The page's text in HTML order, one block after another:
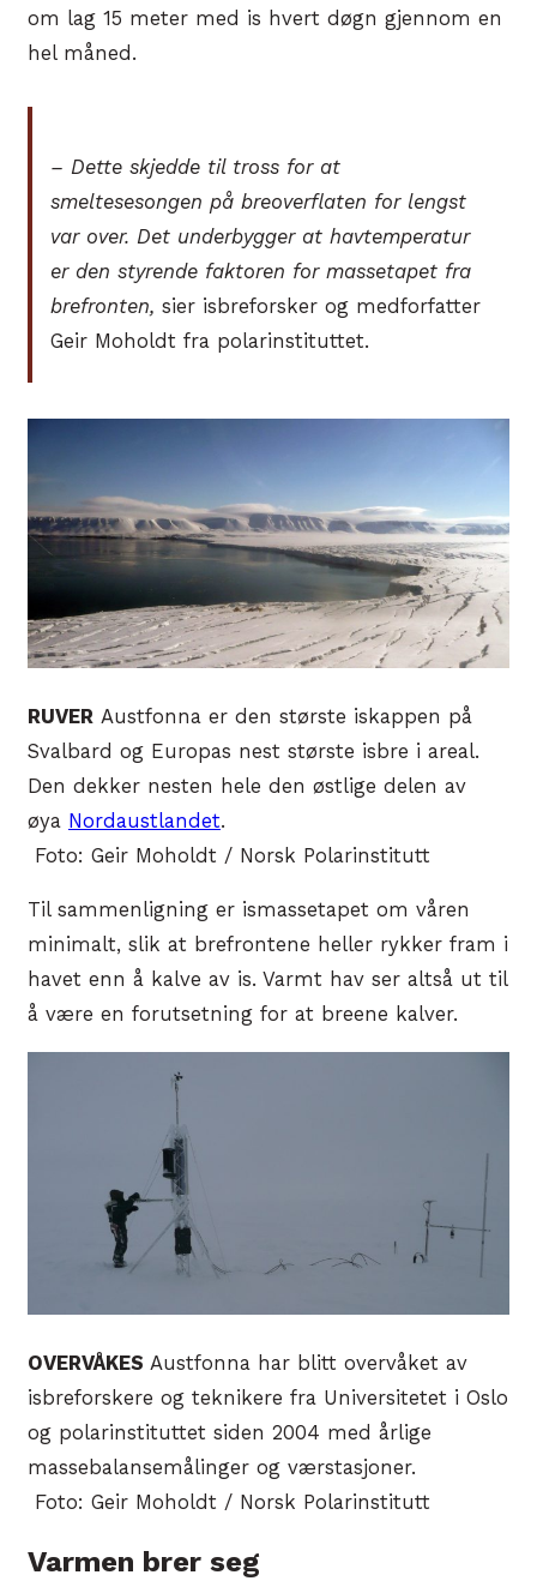
om lag 15 meter med is hvert døgn gjennom en
hel måned.
– Dette skjedde til tross for at
smeltesesongen på breoverflaten for lengst
var over. Det underbygger at havtemperatur
er den styrende faktoren for massetapet fra
brefronten,sier isbreforsker og medforfatter
Geir Moholdt fra polarinstituttet.
RUVER Austfonna er den største iskappen på
Svalbard og Europas nest største isbre i areal.
Den dekker nesten hele den østlige delen av
øya Nordaustlandet.
Foto: Geir Moholdt / Norsk Polarinstitutt
Til sammenligning er ismassetapet om våren
minimalt, slik at brefrontene heller rykker fram i
havet enn å kalve av is. Varmt hav ser altså ut til
å være en forutsetning for at breene kalver.
OVERVÅKES Austfonna har blitt overvåket av
isbreforskere og teknikere fra Universitetet i Oslo
og polarinstituttet siden 2004 med årlige
massebalansemålinger og værstasjoner.
Foto: Geir Moholdt / Norsk Polarinstitutt
Varmen brer seg